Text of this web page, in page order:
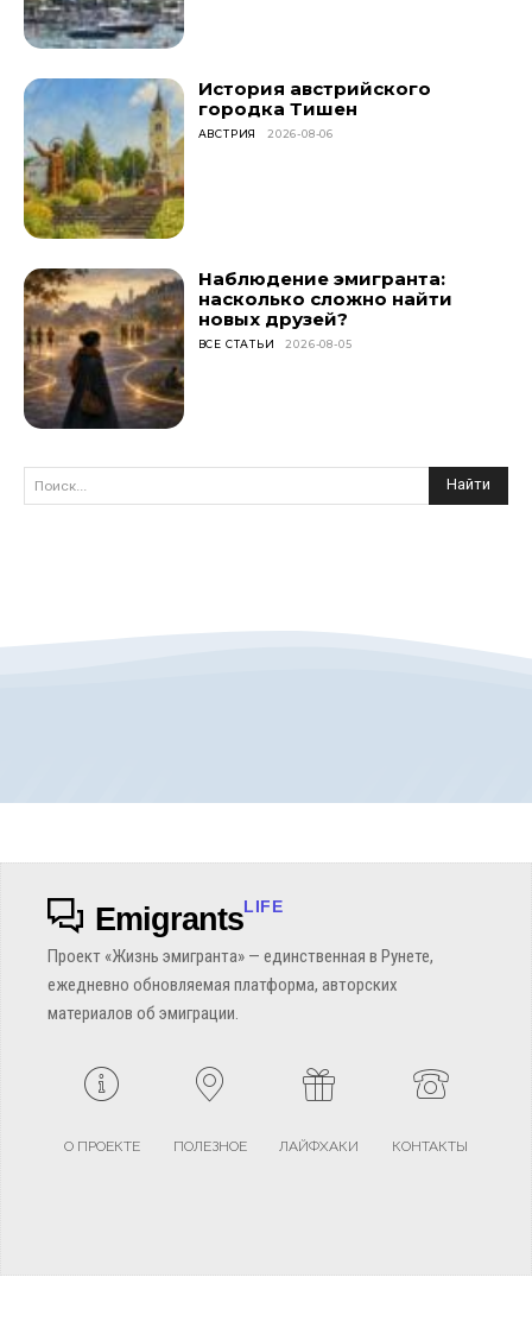
История австрийского
городка Тишен
АВСТРИЯ 2026-08-06
Наблюдение эмигранта:
насколько сложно найти
новых друзей?
ВСЕ СТАТЬИ 2026-08-05
Поиск... Найти
EmigrantsLIFE
Проект «Жизнь эмигранта» — единственная в Рунете,
ежедневно обновляемая платформа, авторских
материалов об эмиграции.
О ПРОЕКТЕ ПОЛЕЗНОЕ ЛАЙФХАКИ КОНТАКТЫ